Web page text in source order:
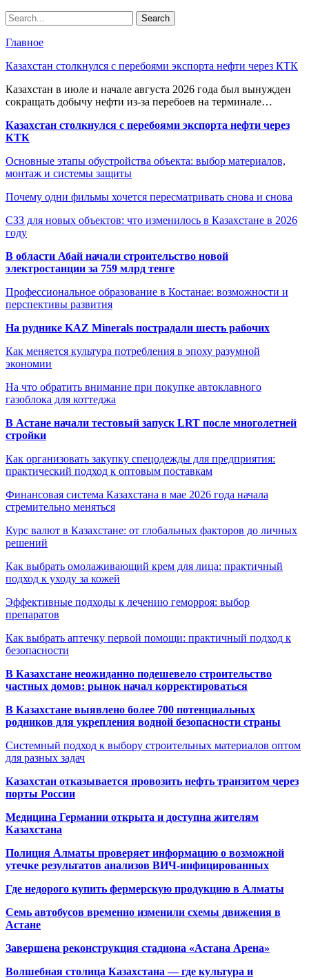
Главное
Казахстан столкнулся с перебоями экспорта нефти через КТК
Казахстан в июле и начале августа 2026 года был вынужден
сокращать добычу нефти из-за перебоев на терминале…
Казахстан столкнулся с перебоями экспорта нефти через
КТК
Основные этапы обустройства объекта: выбор материалов,
монтаж и системы защиты
Почему одни фильмы хочется пересматривать снова и снова
СЗЗ для новых объектов: что изменилось в Казахстане в 2026
году
В области Абай начали строительство новой
электростанции за 759 млрд тенге
Профессиональное образование в Костанае: возможности и
перспективы развития
На руднике KAZ Minerals пострадали шесть рабочих
Как меняется культура потребления в эпоху разумной
экономии
На что обратить внимание при покупке автоклавного
газоблока для коттеджа
В Астане начали тестовый запуск LRT после многолетней
стройки
Как организовать закупку спецодежды для предприятия:
практический подход к оптовым поставкам
Финансовая система Казахстана в мае 2026 года начала
стремительно меняться
Курс валют в Казахстане: от глобальных факторов до личных
решений
Как выбрать омолаживающий крем для лица: практичный
подход к уходу за кожей
Эффективные подходы к лечению геморроя: выбор
препаратов
Как выбрать аптечку первой помощи: практичный подход к
безопасности
В Казахстане неожиданно подешевело строительство
частных домов: рынок начал корректироваться
В Казахстане выявлено более 700 потенциальных
родников для укрепления водной безопасности страны
Системный подход к выбору строительных материалов оптом
для разных задач
Казахстан отказывается провозить нефть транзитом через
порты России
Медицина Германии открыта и доступна жителям
Казахстана
Полиция Алматы проверяет информацию о возможной
утечке результатов анализов ВИЧ-инфицированных
Где недорого купить фермерскую продукцию в Алматы
Семь автобусов временно изменили схемы движения в
Астане
Завершена реконструкция стадиона «Астана Арена»
Волшебная столица Казахстана — где культура и